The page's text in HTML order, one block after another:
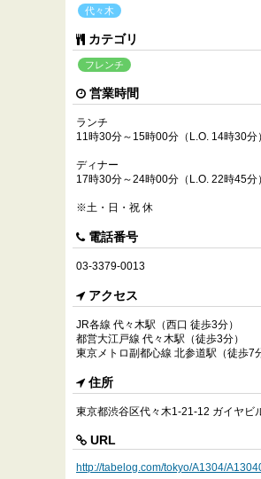
代々木
カテゴリ
フレンチ
営業時間
ランチ
11時30分～15時00分（L.O. 14時30分）
ディナー
17時30分～24時00分（L.O. 22時45分）
※土・日・祝 休
電話番号
03-3379-0013
アクセス
JR各線 代々木駅（西口 徒歩3分）
都営大江戸線 代々木駅（徒歩3分）
東京メトロ副都心線 北参道駅（徒歩7
住所
東京都渋谷区代々木1-21-12 ガイヤビ
URL
http://tabelog.com/tokyo/A1304/